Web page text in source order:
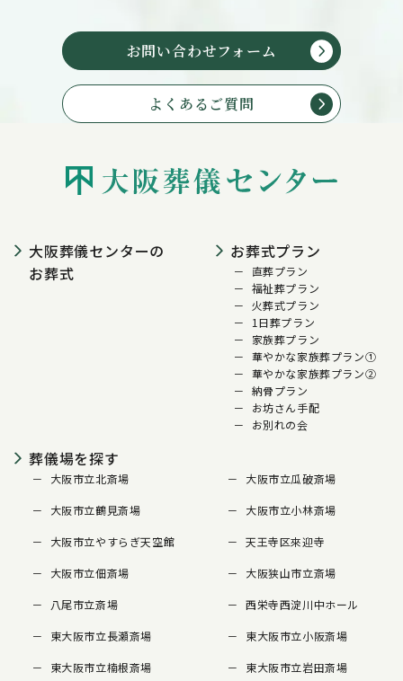
お問い合わせフォーム
よくあるご質問
大阪葬儀センターの
お葬式
お葬式プラン
直葬プラン
福祉葬プラン
火葬式プラン
1日葬プラン
家族葬プラン
華やかな家族葬プラン①
華やかな家族葬プラン②
納骨プラン
お坊さん手配
お別れの会
葬儀場を探す
大阪市立北斎場 大阪市立瓜破斎場
大阪市立鶴見斎場 大阪市立小林斎場
大阪市立やすらぎ天空館 天王寺区來迎寺
大阪市立佃斎場 大阪狭山市立斎場
八尾市立斎場 西栄寺西淀川中ホール
東大阪市立長瀬斎場 東大阪市立小阪斎場
東大阪市立楠根斎場 東大阪市立岩田斎場